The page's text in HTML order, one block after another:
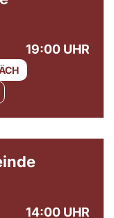
19:00 UHR
14:00 UHR